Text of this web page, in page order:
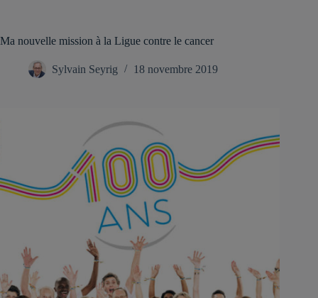
Ma nouvelle mission à la Ligue contre le cancer
Sylvain Seyrig 18 novembre 2019